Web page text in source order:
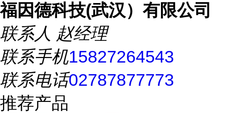
福因德科技(武汉）有限公司
联系人 赵经理
联系手机15827264543
联系电话02787877773
推荐产品